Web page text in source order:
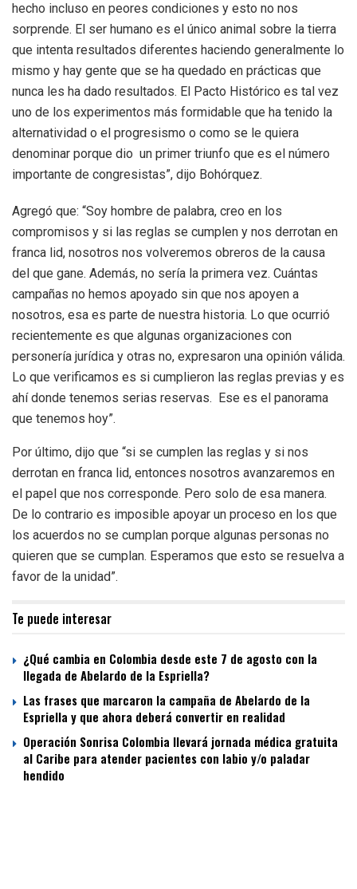
hecho incluso en peores condiciones y esto no nos
sorprende. El ser humano es el único animal sobre la tierra
que intenta resultados diferentes haciendo generalmente lo
mismo y hay gente que se ha quedado en prácticas que
nunca les ha dado resultados. El Pacto Histórico es tal vez
uno de los experimentos más formidable que ha tenido la
alternatividad o el progresismo o como se le quiera
denominar porque dio un primer triunfo que es el número
importante de congresistas”, dijo Bohórquez.
Agregó que: “Soy hombre de palabra, creo en los
compromisos y si las reglas se cumplen y nos derrotan en
franca lid, nosotros nos volveremos obreros de la causa
del que gane. Además, no sería la primera vez. Cuántas
campañas no hemos apoyado sin que nos apoyen a
nosotros, esa es parte de nuestra historia. Lo que ocurrió
recientemente es que algunas organizaciones con
personería jurídica y otras no, expresaron una opinión válida.
Lo que verificamos es si cumplieron las reglas previas y es
ahí donde tenemos serias reservas. Ese es el panorama
que tenemos hoy”.
Por último, dijo que “si se cumplen las reglas y si nos
derrotan en franca lid, entonces nosotros avanzaremos en
el papel que nos corresponde. Pero solo de esa manera.
De lo contrario es imposible apoyar un proceso en los que
los acuerdos no se cumplan porque algunas personas no
quieren que se cumplan. Esperamos que esto se resuelva a
favor de la unidad”.
Te puede interesar
¿Qué cambia en Colombia desde este 7 de agosto con la
llegada de Abelardo de la Espriella?
Las frases que marcaron la campaña de Abelardo de la
Espriella y que ahora deberá convertir en realidad
Operación Sonrisa Colombia llevará jornada médica gratuita
al Caribe para atender pacientes con labio y/o paladar
hendido